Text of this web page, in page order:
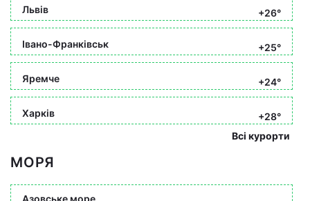
Львів +26°
Івано-Франківськ +25°
Яремче +24°
Харків
+28°
Всі курорти
МОРЯ
Азовське море